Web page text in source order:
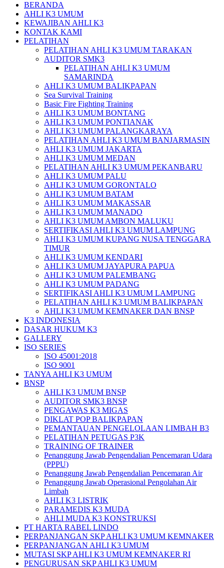
BERANDA
AHLI K3 UMUM
KEWAJIBAN AHLI K3
KONTAK KAMI
PELATIHAN
PELATIHAN AHLI K3 UMUM TARAKAN
AUDITOR SMK3
PELATIHAN AHLI K3 UMUM
SAMARINDA
AHLI K3 UMUM BALIKPAPAN
Sea Survival Training
Basic Fire Fighting Training
AHLI K3 UMUM BONTANG
AHLI K3 UMUM PONTIANAK
AHLI K3 UMUM PALANGKARAYA
PELATIHAN AHLI K3 UMUM BANJARMASIN
AHLI K3 UMUM JAKARTA
AHLI K3 UMUM MEDAN
PELATIHAN AHLI K3 UMUM PEKANBARU
AHLI K3 UMUM PALU
AHLI K3 UMUM GORONTALO
AHLI K3 UMUM BATAM
AHLI K3 UMUM MAKASSAR
AHLI K3 UMUM MANADO
AHLI K3 UMUM AMBON MALUKU
SERTIFIKASI AHLI K3 UMUM LAMPUNG
AHLI K3 UMUM KUPANG NUSA TENGGARA
TIMUR
AHLI K3 UMUM KENDARI
AHLI K3 UMUM JAYAPURA PAPUA
AHLI K3 UMUM PALEMBANG
AHLI K3 UMUM PADANG
SERTIFIKASI AHLI K3 UMUM LAMPUNG
PELATIHAN AHLI K3 UMUM BALIKPAPAN
AHLI K3 UMUM KEMNAKER DAN BNSP
K3 INDONESIA
DASAR HUKUM K3
GALLERY
ISO SERIES
ISO 45001:2018
ISO 9001
TANYA AHLI K3 UMUM
BNSP
AHLI K3 UMUM BNSP
AUDITOR SMK3 BNSP
PENGAWAS K3 MIGAS
DIKLAT POP BALIKPAPAN
PEMANTAUAN PENGELOLAAN LIMBAH B3
PELATIHAN PETUGAS P3K
TRAINING OF TRAINER
Penanggung Jawab Pengendalian Pencemaran Udara
(PPPU)
Penanggung Jawab Pengendalian Pencemaran Air
Penanggung Jawab Operasional Pengolahan Air
Limbah
AHLI K3 LISTRIK
PARAMEDIS K3 MUDA
AHLI MUDA K3 KONSTRUKSI
PT HARTA RABEL LINDO
PERPANJANGAN SKP AHLI K3 UMUM KEMNAKER
PERPANJANGAN AHLI K3 UMUM
MUTASI SKP AHLI K3 UMUM KEMNAKER RI
PENGURUSAN SKP AHLI K3 UMUM